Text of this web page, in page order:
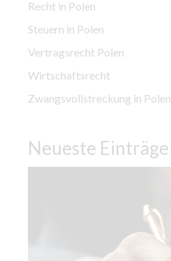
Recht in Polen
Steuern in Polen
Vertragsrecht Polen
Wirtschaftsrecht
Zwangsvollstreckung in Polen
Neueste Einträge